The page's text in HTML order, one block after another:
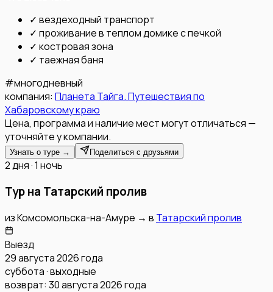
✓ вездеходный транспорт
✓ проживание в теплом домике с печкой
✓ костровая зона
✓ таежная баня
#многодневный
компания: Планета Тайга. Путешествия по
Хабаровскому краю
Цена, программа и наличие мест могут отличаться —
уточняйте у компании.
Узнать о туре → Поделиться с друзьями
2 дня · 1 ночь
Тур на Татарский пролив
изКомсомольска-на-Амуре → в Татарский пролив
Выезд
29 августа 2026 года
суббота · выходные
возврат: 30 августа 2026 года